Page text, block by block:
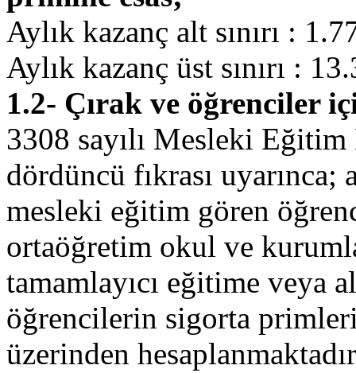
Aylık kazanç alt sınırı :
Aylık kazanç üst sınırı :
1.2- Çırak ve öğrenciler
3308 sayılı Mesleki
dördüncü fıkrası uyarınca;
mesleki eğitim gören
ortaöğretim okul ve
tamamlayıcı eğitime veya
öğrencilerin sigorta
üzerinden